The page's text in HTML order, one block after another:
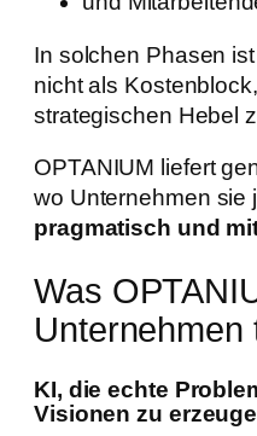
In solchen Phasen
nicht als
strategischen Hebel
OPTANIUM liefert
wo Unternehmen sie
pragmatisch und
Was
Unternehmen
KI, die echte
Visionen zu